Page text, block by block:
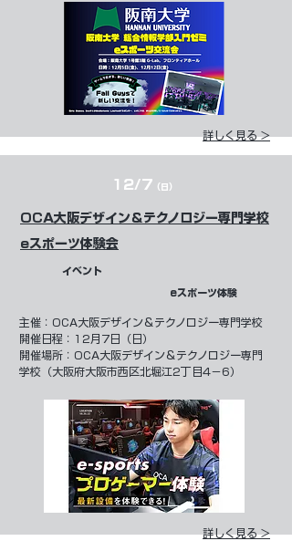
詳しく見る >
12/7 （日）
OCA大阪デザイン＆テクノロジー専門学校
eスポーツ体験会
イベント
eスポーツ体験
​主催： OCA大阪デザイン＆テクノロジー専門学校
開催日程：12月7日（日）
開催場所：OCA大阪デザイン＆テクノロジー専門
学校（大阪府大阪市西区北堀江2丁目4−6）
詳しく見る >